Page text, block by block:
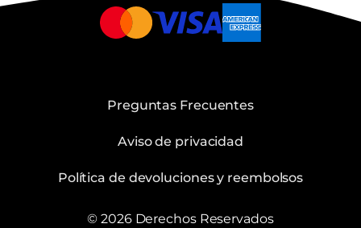
Preguntas Frecuentes
Aviso de privacidad
Política de devoluciones y reembolsos
© 2026 Derechos Reservados